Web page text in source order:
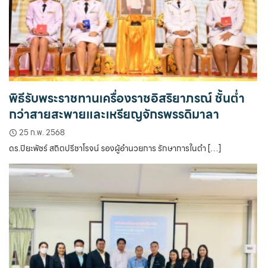
พิธีรับพระราชทานเครื่องราชอิสริยาภรณ์ ชั้นต่ำ
กว่าสายสะพายและเหรียญจักรพรรดิมาลา
25 ก.พ. 2568
ดร.ปิยะพัชร์ สถิตปรีชาโรจน์ รองผู้อำนวยการ รักษาการในตำ […]